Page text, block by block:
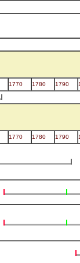
1770 1780 1790
1770 1780 1790